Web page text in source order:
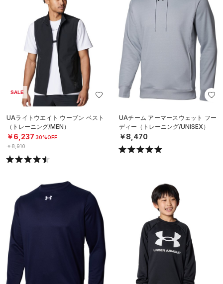
SALE
UAライトウエイト ウーブン ベスト
（トレーニング/MEN）
￥6,237 30%OFF
￥8,910
UAチーム アーマースウェット フー
ディー（トレーニング/UNISEX）
￥8,470